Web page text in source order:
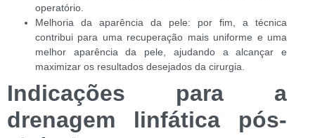
operatório.
Melhoria da aparência da pele: por fim, a técnica
contribui para uma recuperação mais uniforme e uma
melhor aparência da pele, ajudando a alcançar e
maximizar os resultados desejados da cirurgia.
Indicações para a
drenagem linfática pós-